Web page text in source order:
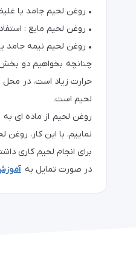
• روغن لحیم جامد یا
• روغن لحیم مایع :
• روغن لحیم نیمه جامد
چنانچه بخواهیم دو
حرارت زیاد است، در
لحیم است.
روغن لحیم از ماده ای
نماییم. با این کار،
برای انجام لحیم کاری
در صورت تمایل به